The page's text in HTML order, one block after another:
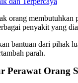
orang membutuhkan
penyakit yang
bantuan dari pihak
parah.
Perawat Orang